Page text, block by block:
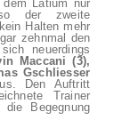
Latium nur
der zweite
Halten mehr
zehnmal den
neuerdings
Maccani (3),
Gschliesser
Den Auftritt
Trainer
Begegnung